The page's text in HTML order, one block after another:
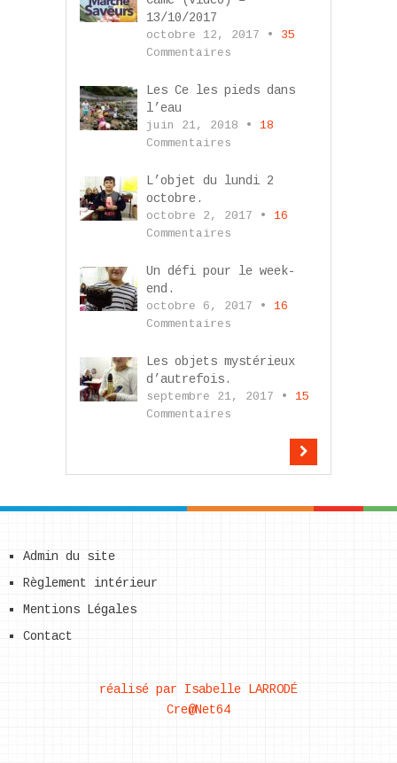
13/10/2017
octobre 12, 2017 • 35
Commentaires
Les Ce les pieds dans
l’eau
juin 21, 2018 • 18
Commentaires
L’objet du lundi 2
octobre.
octobre 2, 2017 • 16
Commentaires
Un défi pour le week-
end.
octobre 6, 2017 • 16
Commentaires
Les objets mystérieux
d’autrefois.
septembre 21, 2017 • 15
Commentaires
Admin du site
Règlement intérieur
Mentions Légales
Contact
réalisé par Isabelle LARRODÉ
Cre@Net64